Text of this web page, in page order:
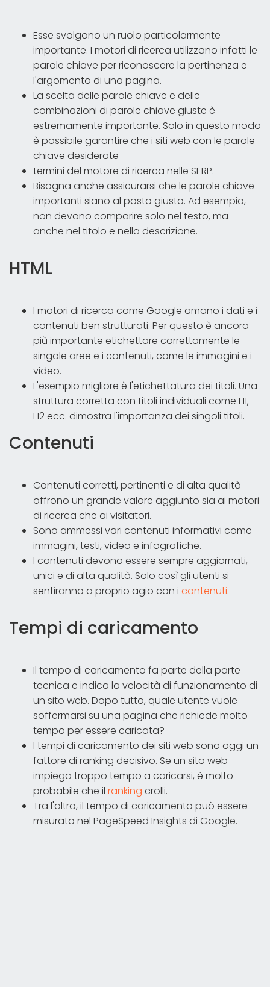
Esse svolgono un ruolo particolarmente
importante. I motori di ricerca utilizzano infatti le
parole chiave per riconoscere la pertinenza e
l'argomento di una pagina.
La scelta delle parole chiave e delle
combinazioni di parole chiave giuste è
estremamente importante. Solo in questo modo
è possibile garantire che i siti web con le parole
chiave desiderate
termini del motore di ricerca nelle SERP.
Bisogna anche assicurarsi che le parole chiave
importanti siano al posto giusto. Ad esempio,
non devono comparire solo nel testo, ma
anche nel titolo e nella descrizione.
HTML
I motori di ricerca come Google amano i dati e i
contenuti ben strutturati. Per questo è ancora
più importante etichettare correttamente le
singole aree e i contenuti, come le immagini e i
video.
L'esempio migliore è l'etichettatura dei titoli. Una
struttura corretta con titoli individuali come H1,
H2 ecc. dimostra l'importanza dei singoli titoli.
Contenuti
Contenuti corretti, pertinenti e di alta qualità
offrono un grande valore aggiunto sia ai motori
di ricerca che ai visitatori.
Sono ammessi vari contenuti informativi come
immagini, testi, video e infografiche.
I contenuti devono essere sempre aggiornati,
unici e di alta qualità. Solo così gli utenti si
sentiranno a proprio agio con i contenuti.
Tempi di caricamento
Il tempo di caricamento fa parte della parte
tecnica e indica la velocità di funzionamento di
un sito web. Dopo tutto, quale utente vuole
soffermarsi su una pagina che richiede molto
tempo per essere caricata?
I tempi di caricamento dei siti web sono oggi un
fattore di ranking decisivo. Se un sito web
impiega troppo tempo a caricarsi, è molto
probabile che il ranking crolli.
Tra l'altro, il tempo di caricamento può essere
misurato nel PageSpeed Insights di Google.